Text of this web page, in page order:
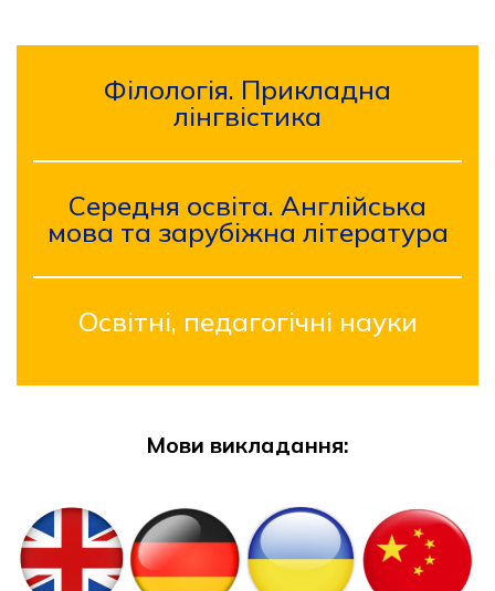
Філологія. Прикладна
лінгвістика
Середня освіта. Англійська
мова та зарубіжна література
Освітні, педагогічні науки
Мови викладання: